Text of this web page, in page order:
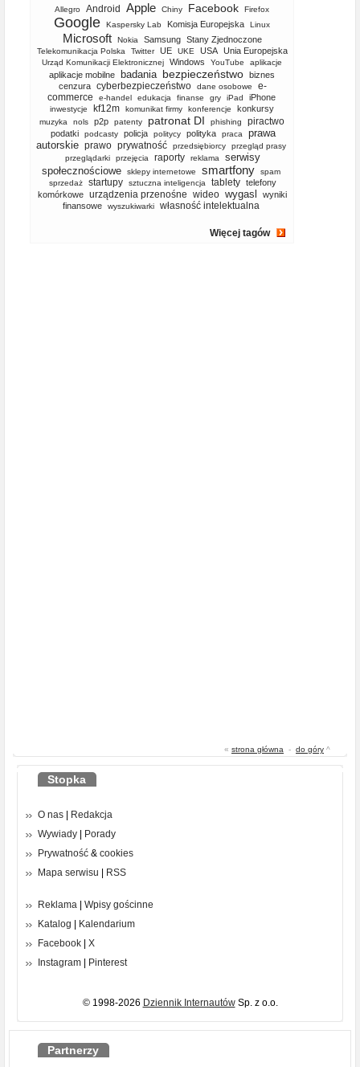
Allegro Android Apple Chiny Facebook Firefox
Google Kaspersky Lab Komisja Europejska Linux
Microsoft Nokia Samsung Stany Zjednoczone
Telekomunikacja Polska Twitter UE UKE USA Unia Europejska
Urząd Komunikacji Elektronicznej Windows YouTube aplikacje
aplikacje mobilne badania bezpieczeństwo biznes
cenzura cyberbezpieczeństwo dane osobowe
e-
commerce
e-handel edukacja finanse gry iPad iPhone
inwestycje kf12m komunikat firmy konferencje konkursy
muzyka nols p2p patenty patronat DI phishing piractwo
podatki podcasty policja politycy polityka praca
prawa
autorskie prawo prywatność przedsiębiorcy
przegląd prasy
przeglądarki
przejęcia raporty reklama
serwisy
społecznościowe
sklepy internetowe smartfony
spam
sprzedaż
startupy sztuczna inteligencja tablety telefony
komórkowe
urządzenia przenośne wideo wygasl
wyniki
finansowe
wyszukiwarki własność intelektualna
Więcej tagów
« strona główna - do góry ^
Stopka
O nas
Redakcja
Wywiady
Porady
Prywatność & cookies
Mapa serwisu
RSS
Reklama
Wpisy gościnne
Katalog
Kalendarium
Facebook
X
Instagram
Pinterest
© 1998-2026 Dziennik InternautówSp. z o.o.
Partnerzy